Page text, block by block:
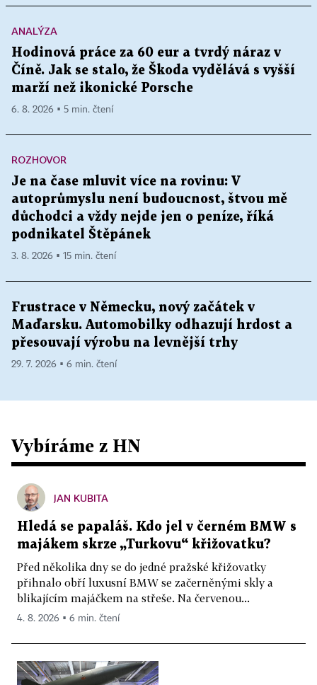
ANALÝZA
Hodinová práce za 60 eur a tvrdý náraz v
Číně. Jak se stalo, že Škoda vydělává s vyšší
marží než ikonické Porsche
6. 8. 2026 ▪ 5 min. čtení
ROZHOVOR
Je na čase mluvit více na rovinu: V
autoprůmyslu není budoucnost, štvou mě
důchodci a vždy nejde jen o peníze, říká
podnikatel Štěpánek
3. 8. 2026 ▪ 15 min. čtení
Frustrace v Německu, nový začátek v
Maďarsku. Automobilky odhazují hrdost a
přesouvají výrobu na levnější trhy
29. 7. 2026 ▪ 6 min. čtení
Vybíráme z HN
JAN KUBITA
Hledá se papaláš. Kdo jel v černém BMW s
majákem skrze „Turkovu“ křižovatku?
Před několika dny se do jedné pražské křižovatky
přihnalo obří luxusní BMW se začerněnými skly a
blikajícím majáčkem na střeše. Na červenou...
4. 8. 2026 ▪ 6 min. čtení